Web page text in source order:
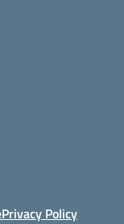
Privacy Policy